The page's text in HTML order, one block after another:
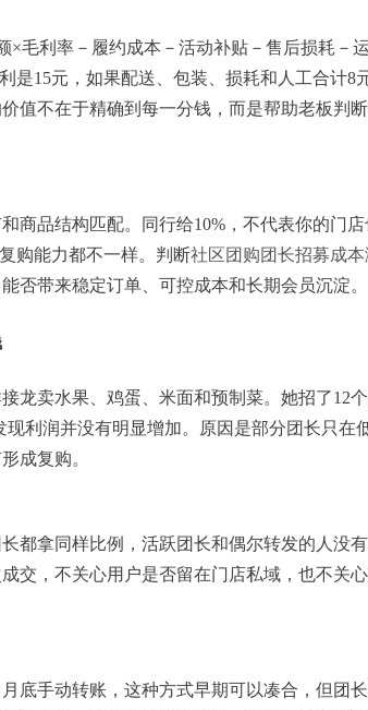
毛利率－履约成本－活动补贴－售后损耗－
是15元，如果配送、包装、损耗和人工合计8
值不在于精确到每一分钱，而是帮助老板判
商品结构匹配。同行给10%，不代表你的门店
购能力都不一样。判断社区团购团长招募成
否带来稳定订单、可控成本和长期会员沉淀。
龙卖水果、鸡蛋、米面和预制菜。她招了12
利润并没有明显增加。原因是部分团长只在
成复购。
都拿同样比例，活跃团长和偶尔转发的人没
交，不关心用户是否留在门店私域，也不关
底手动转账，这种方式早期可以凑合，但团